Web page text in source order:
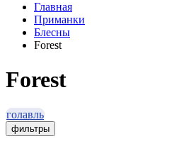
Главная
Приманки
Блесны
Forest
Forest
голавль
фильтры